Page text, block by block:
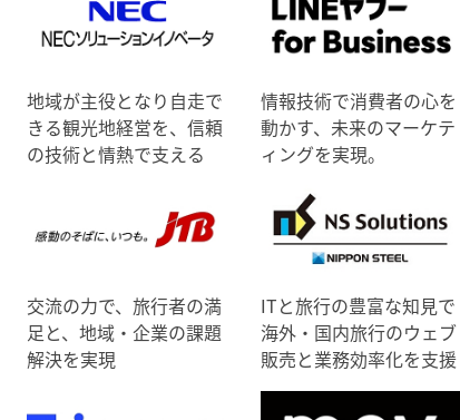
地域が主役となり自走で
きる観光地経営を、信頼
の技術と情熱で支える
情報技術で消費者の心を
動かす、未来のマーケテ
ィングを実現。
交流の力で、旅行者の満
足と、地域・企業の課題
解決を実現
ITと旅行の豊富な知見で
海外・国内旅行のウェブ
販売と業務効率化を支援